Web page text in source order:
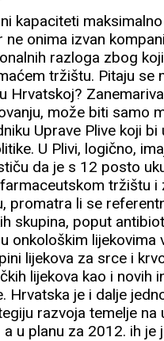
kapaciteti
onima izvan
razloga zbog
tržištu. Pitaju se
Hrvatskoj?
može biti samo
Uprave Plive koji
U Plivi, logično,
da je s 12 posto
tržištu
promatra li se
skupina, poput
onkološkim
lijekova za srce i
lijekova kao i novih
Hrvatska je i dalje
razvoja temelje
u planu za 2012. ih je